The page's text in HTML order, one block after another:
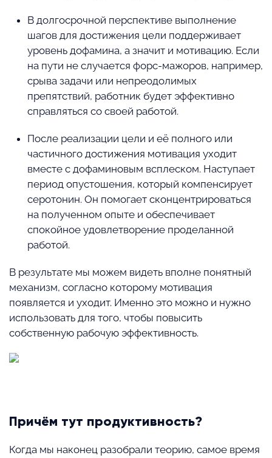
В долгосрочной перспективе выполнение
шагов для достижения цели поддерживает
уровень дофамина, а значит и мотивацию. Если
на пути не случается форс-мажоров, например,
срыва задачи или непреодолимых
препятствий, работник будет эффективно
справляться со своей работой.
После реализации цели и её полного или
частичного достижения мотивация уходит
вместе с дофаминовым всплеском. Наступает
период опустошения, который компенсирует
серотонин. Он помогает сконцентрироваться
на полученном опыте и обеспечивает
спокойное удовлетворение проделанной
работой.
В результате мы можем видеть вполне понятный
механизм, согласно которому мотивация
появляется и уходит. Именно это можно и нужно
использовать для того, чтобы повысить
собственную рабочую эффективность.
Причём тут продуктивность?
Когда мы наконец разобрали теорию, самое время